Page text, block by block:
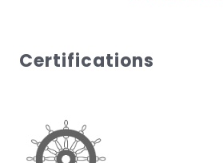
Certifications